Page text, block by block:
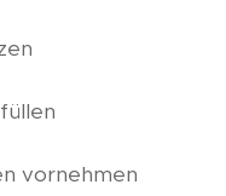
vornehmen